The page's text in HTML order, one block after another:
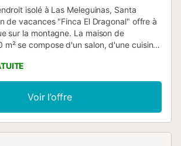
isolé à Las Meleguinas, Santa
de vacances "Finca El Dragonal" offre à
sur la montagne. La maison de
m² se compose d'un salon, d'une cuisine
accueillir 4 personnes. Les
comprennent le Wi-Fi
vidéo, une machine à laver ainsi qu'une
espace extérieur privé comprend un beau
terrasse couverte et un barbecue. Vous
Voir l’offre